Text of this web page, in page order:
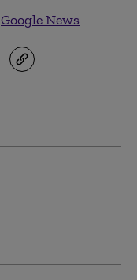
Google News